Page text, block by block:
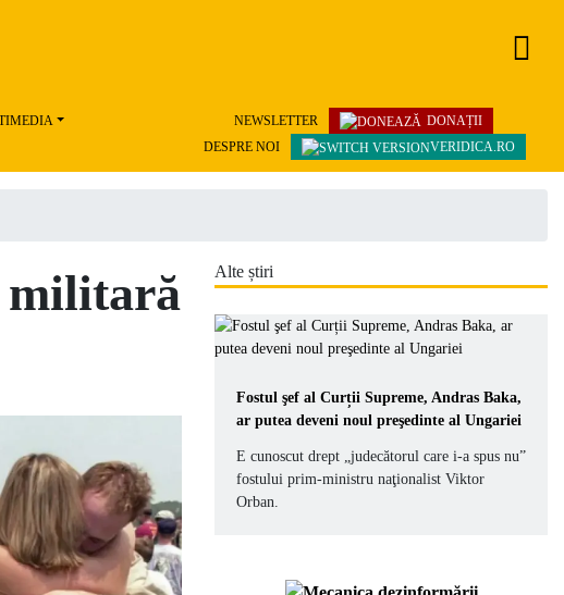
DONAȚII
NEWSLETTER
VERIDICA.RO
DESPRE NOI
militară
Alte știri
Fostul şef al Curții Supreme, Andras Baka,
ar putea deveni noul preşedinte al Ungariei
E cunoscut drept „judecătorul care i-a spus nu”
fostului prim-ministru naţionalist Viktor
Orban.